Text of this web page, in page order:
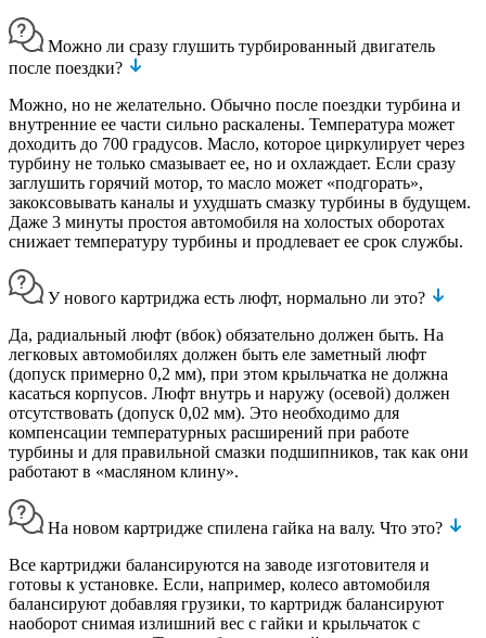
Можно ли сразу глушить турбированный двигатель
после поездки?
Можно, но не желательно. Обычно после поездки турбина и
внутренние ее части сильно раскалены. Температура может
доходить до 700 градусов. Масло, которое циркулирует через
турбину не только смазывает ее, но и охлаждает. Если сразу
заглушить горячий мотор, то масло может «подгорать»,
закоксовывать каналы и ухудшать смазку турбины в будущем.
Даже 3 минуты простоя автомобиля на холостых оборотах
снижает температуру турбины и продлевает ее срок службы.
У нового картриджа есть люфт, нормально ли это?
Да, радиальный люфт (вбок) обязательно должен быть. На
легковых автомобилях должен быть еле заметный люфт
(допуск примерно 0,2 мм), при этом крыльчатка не должна
касаться корпусов. Люфт внутрь и наружу (осевой) должен
отсутствовать (допуск 0,02 мм). Это необходимо для
компенсации температурных расширений при работе
турбины и для правильной смазки подшипников, так как они
работают в «масляном клину».
На новом картридже спилена гайка на валу. Что это?
Все картриджи балансируются на заводе изготовителя и
готовы к установке. Если, например, колесо автомобиля
балансируют добавляя грузики, то картридж балансируют
наоборот снимая излишний вес с гайки и крыльчаток с